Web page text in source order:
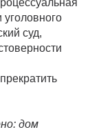
суд,
дом